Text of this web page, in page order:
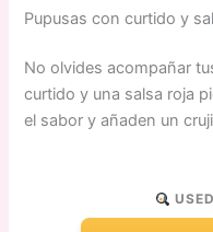
Pupusas con curtido y
No olvides acompañar
curtido y una salsa roja
el sabor y añaden un